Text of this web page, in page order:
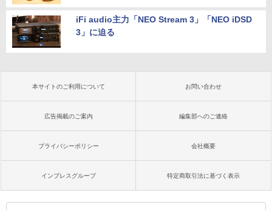
iFi audio主力「NEO Stream 3」「NEO iDSD
3」に迫る
本サイトのご利用について お問い合わせ
広告掲載のご案内 編集部へのご連絡
プライバシーポリシー 会社概要
インプレスグループ 特定商取引法に基づく表示